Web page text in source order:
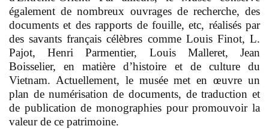
également de nombreux ouvrages de recherche, des
documents et des rapports de fouille, etc, réalisés par
des savants français célèbres comme Louis Finot, L.
Pajot, Henri Parmentier, Louis Malleret, Jean
Boisselier, en matière d’histoire et de culture du
Vietnam. Actuellement, le musée met enœuvre un
plan de numérisation de documents, de traduction et
de publication de monographies pour promouvoir la
valeur de ce patrimoine.